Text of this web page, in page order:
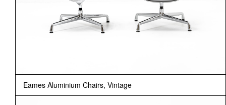
Eames Aluminium Chairs, Vintage